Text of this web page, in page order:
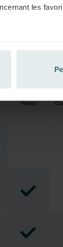
les
déjà
du navigateur
de